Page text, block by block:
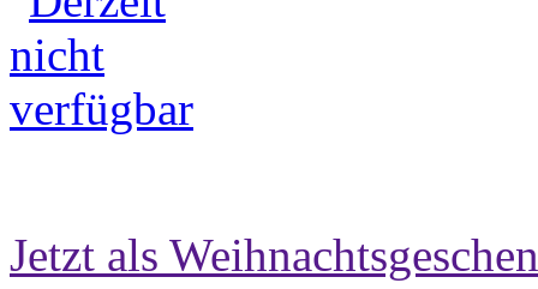
Jetzt als